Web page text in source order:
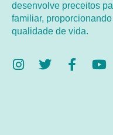
desenvolve preceitos
familiar,
qualidade de vida.